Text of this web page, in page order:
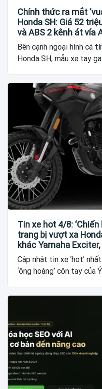
Chính thức ra mắt
Honda SH: Giá 52
và ABS 2 kênh át vía
Bên cạnh ngoại hình cá
Honda SH, mẫu xe tay
Tin xe hot 4/8:
trang bị vượt xa
khác Yamaha
Cập nhật tin xe ‘hot’
‘ông hoàng’ côn tay của